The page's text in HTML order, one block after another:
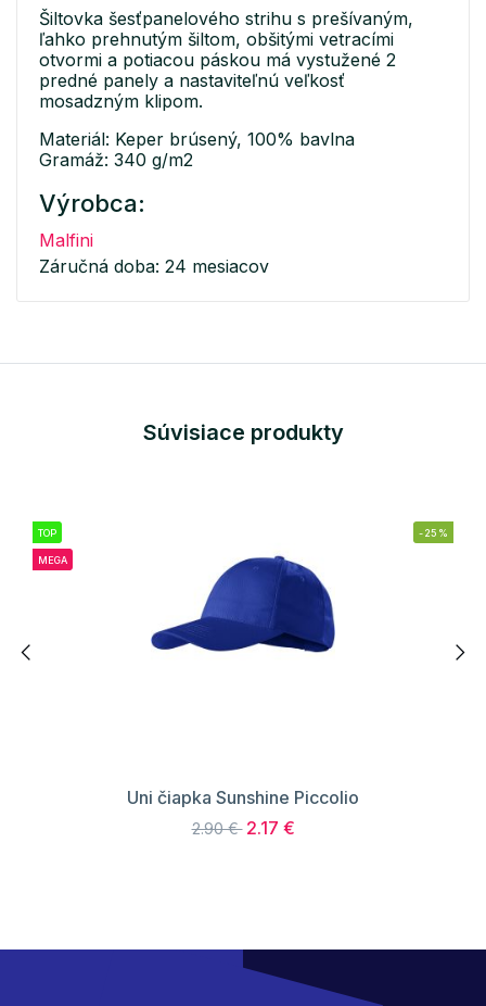
Šiltovka šesťpanelového strihu s prešívaným,
ľahko prehnutým šiltom, obšitými vetracími
otvormi a potiacou páskou má vystužené 2
predné panely a nastaviteľnú veľkosť
mosadzným klipom.
Materiál: Keper brúsený, 100% bavlna
Gramáž: 340 g/m2
Výrobca:
Malfini
Záručná doba: 24 mesiacov
Súvisiace produkty
TOP
MEGA
-25%
Uni čiapka Sunshine Piccolio
2.90 € 2.17 €